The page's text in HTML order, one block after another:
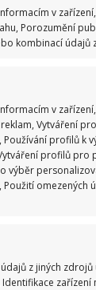
v
Porozumění
kombinací údajů
v
Vytváření
profilů k
profilů pro
výběr
omezených
z jiných zdrojů
zařízení
také
totiž
chcete
měla být
by na Vás
vybírali
Nejde o
sociálních
pohodlně.